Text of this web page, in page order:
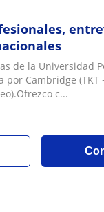
de la Universidad
por Cambridge (TKT
c...